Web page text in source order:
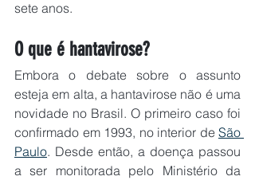
sete anos.
O que é hantavirose?
Embora o debate sobre o assunto
esteja em alta, a hantavirose não é uma
novidade no Brasil. O primeiro caso foi
confirmado em 1993, no interior de São
Paulo. Desde então, a doença passou
a ser monitorada pelo Ministério da